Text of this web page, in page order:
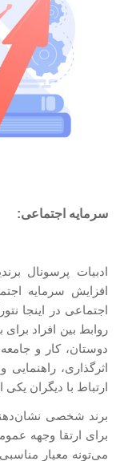
سرمایه اجتماعی:
ادبیات پرسونال
افزایش سرمایه
اجتماعی در اینجا
روابط بین افراد
دوستان، کار و
اثرگذاری،
ارتباط با دیگران
برند شخصی
برای ارتقا وجهه
می‌تونه معیار